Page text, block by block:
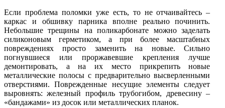
Если проблема поломки уже есть, то не отчаивайтесь –
каркас и обшивку парника вполне реально починить.
Небольшие трещины на поликарбонате можно заделать
силиконовым герметиком, а при более масштабных
повреждениях просто заменить на новые. Сильно
погнувшиеся или проржавевшие крепления лучше
демонтировать, а на их место прикрепить новые
металлические полосы с предварительно высверленными
отверстиями. Поврежденные несущие элементы следует
выровнять: железный профиль трубогибом, древесину –
«бандажами» из досок или металлических планок.